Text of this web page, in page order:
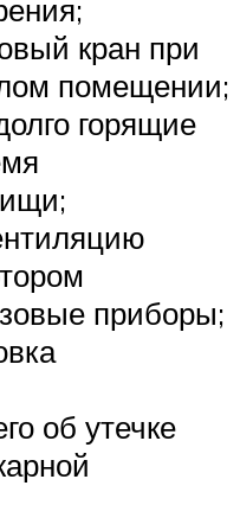
кран при
помещении;
горящие
приборы;
об утечке